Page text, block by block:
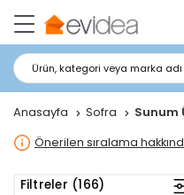
Ürün, kategori veya marka adı
Anasayfa Sofra Sunum
Önerilen sıralama
Filtreler (166)